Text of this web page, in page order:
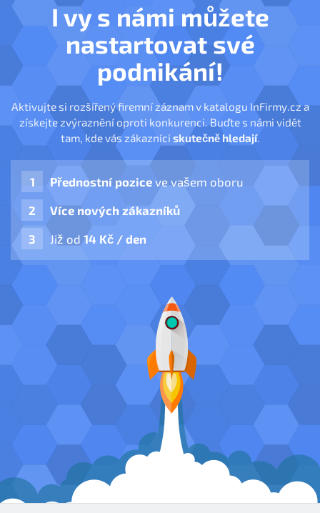
I vy s námi můžete
nastartovat své
podnikání!
Aktivujte si rozšířený firemní záznam v katalogu InFirmy.cz a
získejte zvýraznění oproti konkurenci. Buďte s námi vidět
tam, kde vás zákazníci skutečně hledají.
Přednostní pozice ve vašem oboru
Více nových zákazníků
Již od14 Kč / den